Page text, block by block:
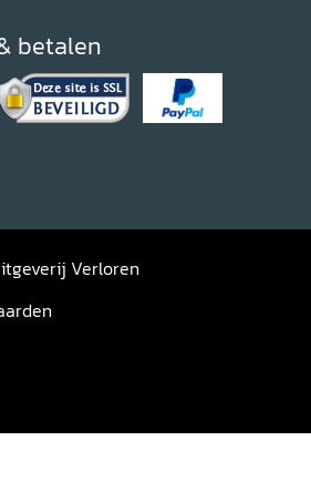
betalen
Verloren